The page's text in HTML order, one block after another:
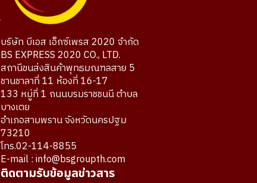
บริษัท บีเอส เอ็กซ์เพรส 2020 จำกัด
BS EXPRESS 2020 CO., LTD.
สถานีขนส่งสินค้าพุทธมณฑลสาย 5
ชานชาลาที่ 11 ห้องที่ 16-17
133 หมู่ที่ 1 ถนนบรมราชชนนี ตำบล
บางเตย
อำเภอสามพราน จังหวัดนครปฐม
73210
โทร.02-114-8855
E-mail : info@bsgroupth.com
ติดตามรับข้อมูลข่าวสาร